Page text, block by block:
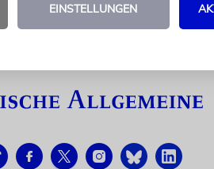
EINSTELLUNGEN